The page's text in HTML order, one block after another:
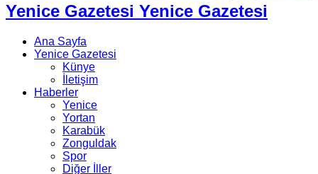
Yenice Gazetesi Yenice Gazetesi
Ana Sayfa
Yenice Gazetesi
Künye
İletişim
Haberler
Yenice
Yortan
Karabük
Zonguldak
Spor
Diğer İller